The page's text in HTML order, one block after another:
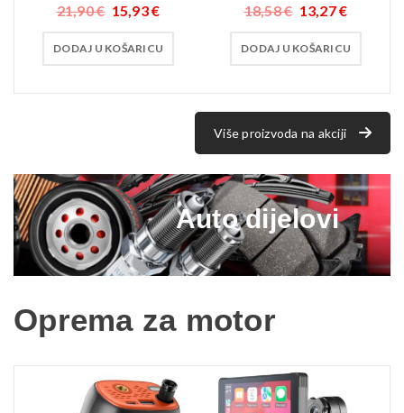
21,90€ 15,93€
DODAJ U KOŠARICU
18,58€ 13,27€
DODAJ U KOŠARICU
Više proizvoda na akciji
Auto dijelovi
Oprema za motor